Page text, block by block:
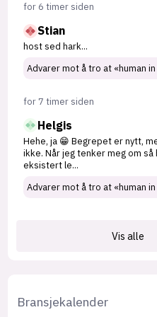
for 6 timer siden
Stian
host sed hark...
Advarer mot å tro at «human
for 7 timer siden
Helgis
Hehe, ja 😁 Begrepet er nytt,
ikke. Når jeg tenker meg om
eksistert le...
Advarer mot å tro at «human
Vis alle
Bransjekalender